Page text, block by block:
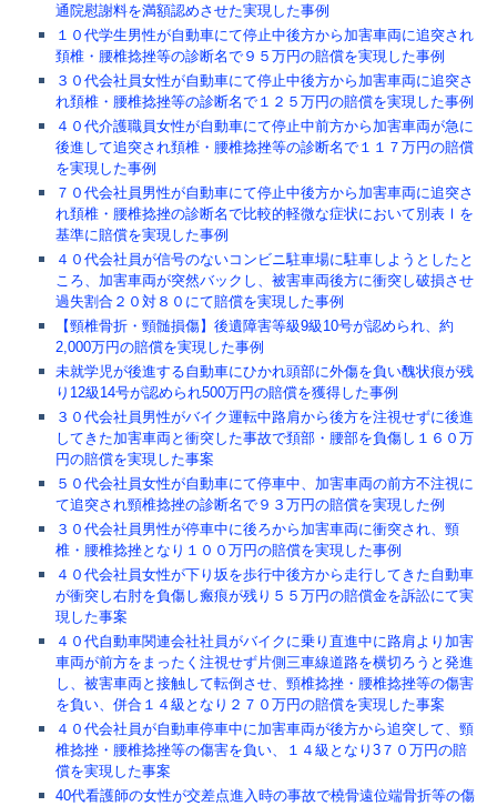
通院慰謝料を満額認めさせた実現した事例
１０代学生男性が自動車にて停止中後方から加害車両に追突され
頚椎・腰椎捻挫等の診断名で９５万円の賠償を実現した事例
３０代会社員女性が自動車にて停止中後方から加害車両に追突さ
れ頚椎・腰椎捻挫等の診断名で１２５万円の賠償を実現した事例
４０代介護職員女性が自動車にて停止中前方から加害車両が急に
後進して追突され頚椎・腰椎捻挫等の診断名で１１７万円の賠償
を実現した事例
７０代会社員男性が自動車にて停止中後方から加害車両に追突さ
れ頚椎・腰椎捻挫の診断名で比較的軽微な症状において別表Ⅰを
基準に賠償を実現した事例
４０代会社員が信号のないコンビニ駐車場に駐車しようとしたと
ころ、加害車両が突然バックし、被害車両後方に衝突し破損させ
過失割合２０対８０にて賠償を実現した事例
【頸椎骨折・頸髄損傷】後遺障害等級9級10号が認められ、約
2,000万円の賠償を実現した事例
未就学児が後進する自動車にひかれ頭部に外傷を負い醜状痕が残
り12級14号が認められ500万円の賠償を獲得した事例
３０代会社員男性がバイク運転中路肩から後方を注視せずに後進
してきた加害車両と衝突した事故で頚部・腰部を負傷し１６０万
円の賠償を実現した事案
５０代会社員女性が自動車にて停車中、加害車両の前方不注視に
て追突され頸椎捻挫の診断名で９３万円の賠償を実現した例
３０代会社員男性が停車中に後ろから加害車両に衝突され、頸
椎・腰椎捻挫となり１００万円の賠償を実現した事例
４０代会社員女性が下り坂を歩行中後方から走行してきた自動車
が衝突し右肘を負傷し瘢痕が残り５５万円の賠償金を訴訟にて実
現した事案
４０代自動車関連会社社員がバイクに乗り直進中に路肩より加害
車両が前方をまったく注視せず片側三車線道路を横切ろうと発進
し、被害車両と接触して転倒させ、頸椎捻挫・腰椎捻挫等の傷害
を負い、併合１４級となり２７０万円の賠償を実現した事案
４０代会社員が自動車停車中に加害車両が後方から追突して、頸
椎捻挫・腰椎捻挫等の傷害を負い、１４級となり3７０万円の賠
償を実現した事案
40代看護師の女性が交差点進入時の事故で橈骨遠位端骨折等の傷